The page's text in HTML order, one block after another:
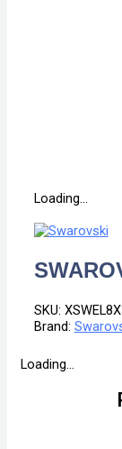
Loading...
SKU:
Brand:
Loading...